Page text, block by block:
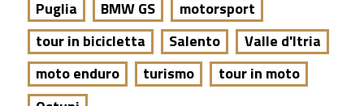
Puglia BMW GS
motorsport
tour in bicicletta
Salento
Valle d'Itria
moto enduro
turismo
tour in moto